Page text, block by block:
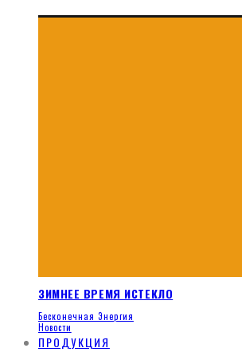
ЗИМНЕЕ ВРЕМЯ ИСТЕКЛО
Бесконечная Энергия
Новости
ПРОДУКЦИЯ